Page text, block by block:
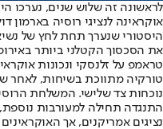
לראשונה זה שלוש שנים, נערכו
אוקראינה לנציגי רוסיה בארמון
היסטורי שנערך תחת לחץ של
את הסכסוך הקטלני ביותר
טראמפ על זלנסקי ונכונות
טורקיה מתווכת בשיחות,
נוכחות צד שלישי. המשלחת
התנגדה תחילה למעורבות
נציגים אמריקנים, אך